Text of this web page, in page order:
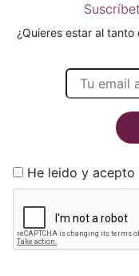
¿Quieres estar al